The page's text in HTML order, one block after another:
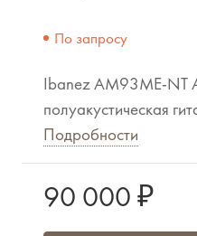
По запросу
Ibanez AM93ME-NT
полуакустическая
Подробности
90 000 ₽